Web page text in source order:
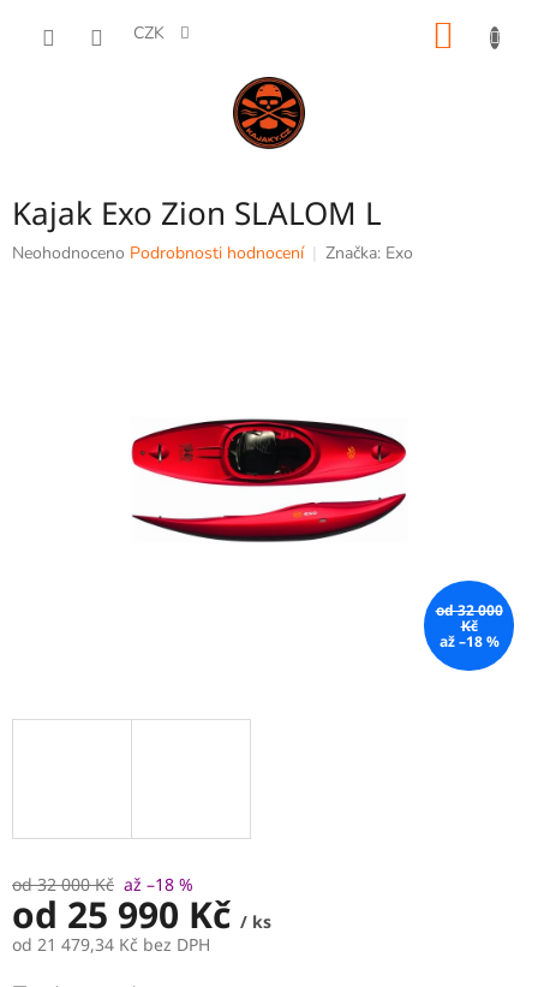
CZK
Kajak Exo Zion SLALOM L
Průměrné
Neohodnoceno Podrobnosti hodnocení Značka: Exo
od 32 000
Kč
až –18 %
od 32 000 Kč až –18 %
od 25 990 Kč / ks
od 21 479,34 Kč bez DPH